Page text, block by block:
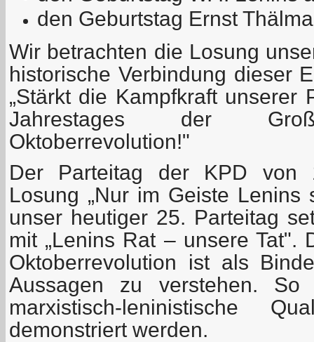
den Geburtstag Ernst
Wir betrachten die Losung
historische Verbindung dieser
„Stärkt die Kampfkraft unserer
Jahrestages der
Oktoberrevolution!"
Der Parteitag der KPD von
Losung „Nur im Geiste
unser heutiger 25. Parteitag
mit „Lenins Rat – unsere Tat".
Oktoberrevolution ist als
Aussagen zu verstehen.
marxistisch-leninistische
demonstriert werden.